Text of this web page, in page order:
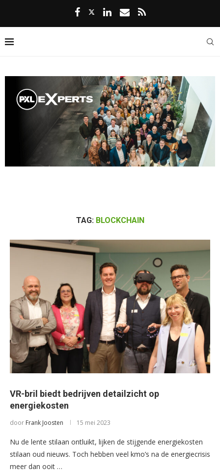
TAG: BLOCKCHAIN
VR-bril biedt bedrijven detailzicht op
energiekosten
door Frank Joosten 15 mei 2023
Nu de lente stilaan ontluikt, lijken de stijgende energiekosten
stilaan oud nieuws. Toch hebben veel kmo’s na de energiecrisis
meer dan ooit …